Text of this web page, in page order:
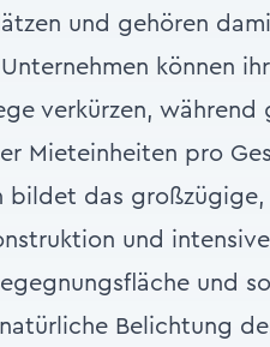
und gehören
können
verkürzen,
Mieteinheiten pro
bildet das
und
und
Belichtung